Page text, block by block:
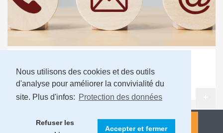
Nous utilisons des cookies et des outils
d'analyse pour améliorer la convivialité du
site. Plus d'infos: Protection des données
Refuser les
Accepter et fermer
Contacts